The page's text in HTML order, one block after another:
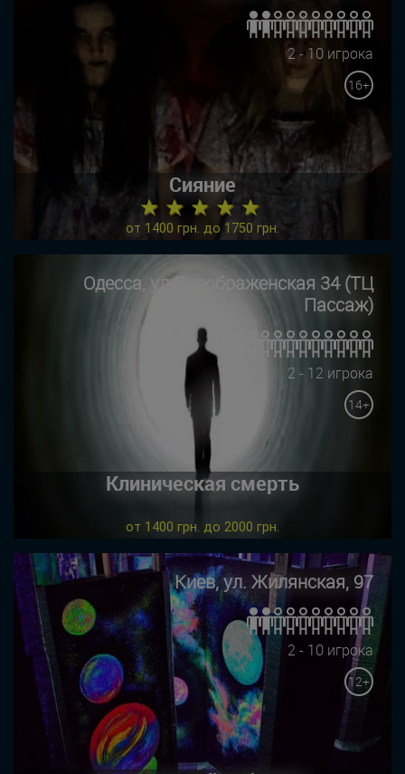
2 - 10 игрока
16+
Сияние
★ ★ ★ ★ ★
от 1400 грн. до 1750 грн.
Одесса, ул Преображенская 34 (ТЦ
Пассаж)
2 - 12 игрока
14+
Клиническая смерть
от 1400 грн. до 2000 грн.
Киев, ул. Жилянская, 97
2 - 10 игрока
12+